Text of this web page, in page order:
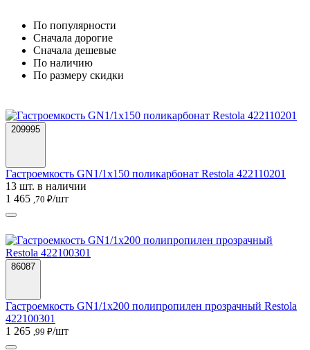
По популярности
Cначала дорогие
Cначала дешевые
По наличию
По размеру скидки
209995
Гастроемкость GN1/1х150 поликарбонат Restola 422110201
13 шт. в наличии
1 465 ,70 ₽/шт
86087
Гастроемкость GN1/1х200 полипропилен прозрачный Restola
422100301
1 265 ,99 ₽/шт